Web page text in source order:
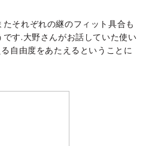
それぞれの継のフィット具合も
す.大野さんがお話していた使い
自由度をあたえるということに